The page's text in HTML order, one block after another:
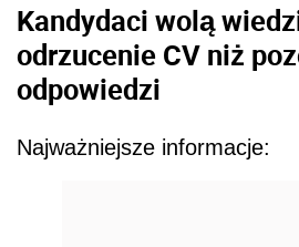
Kandydaci wolą
odrzucenie CV niż
odpowiedzi
Najważniejsze informacje: